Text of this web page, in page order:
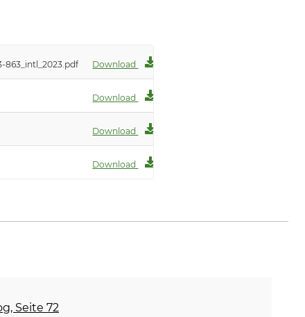
863_intl_2023.pdf Download
Download
Download
Download
Seite 72